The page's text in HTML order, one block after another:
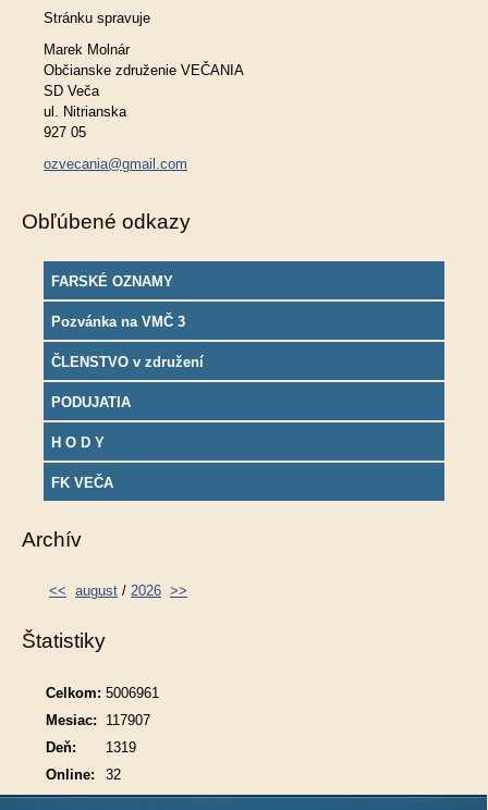
Stránku spravuje
Marek Molnár
Občianske združenie VEČANIA
SD Veča
ul. Nitrianska
927 05
ozvecania@gmail.com
Obľúbené odkazy
FARSKÉ OZNAMY
Pozvánka na VMČ 3
ČLENSTVO v združení
PODUJATIA
H O D Y
FK VEČA
Archív
<< august / 2026 >>
Štatistiky
Online: 32
Celkom: 5006961
Mesiac:
117907
Deň:
1319